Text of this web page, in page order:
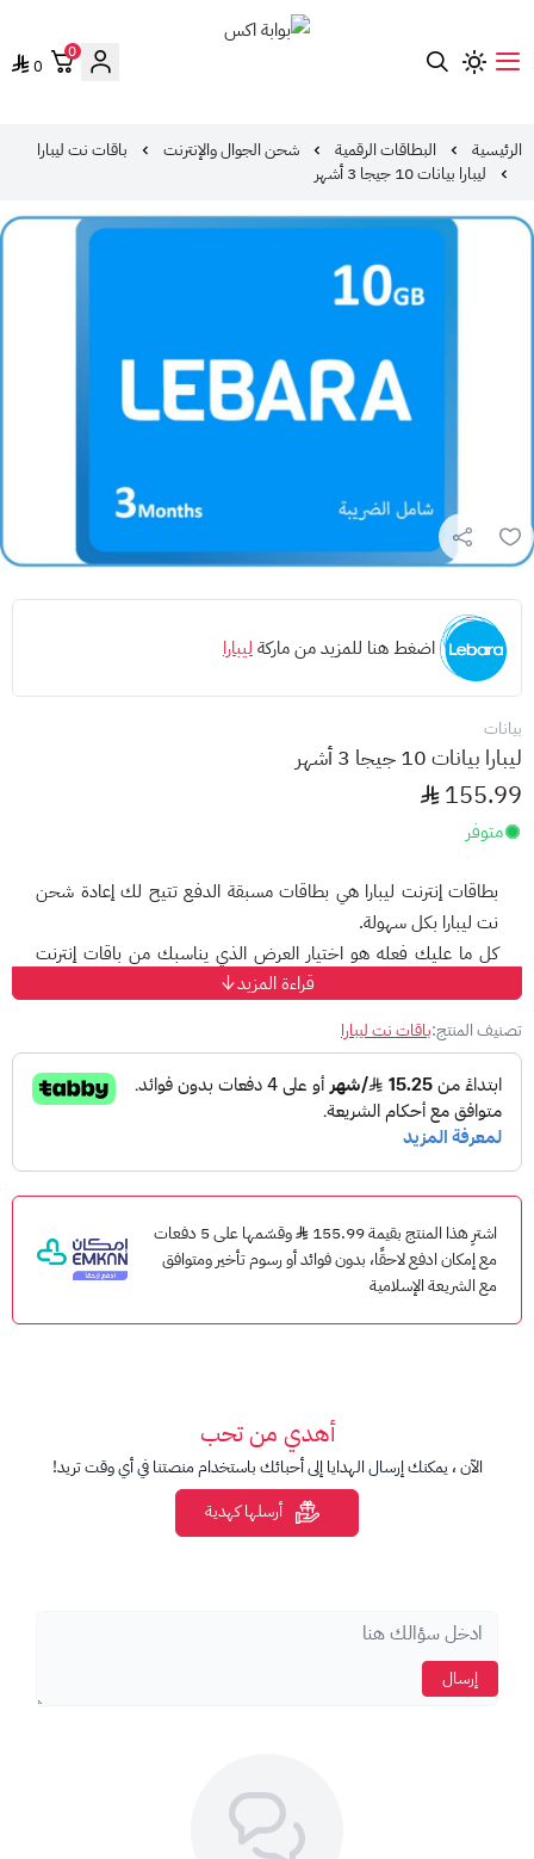
0
0
الرئيسية البطاقات الرقمية شحن الجوال والإنترنت
باقات نت ليبارا
ليبارا بيانات 10 جيجا 3 أشهر
اضغط هنا للمزيد من ماركة ليبارا
بيانات
ليبارا بيانات 10 جيجا 3 أشهر
155.99
متوفر
بطاقات إنترنت ليبارا هي بطاقات مسبقة الدفع تتيح لك إعادة شحن
نت ليبارا بكل سهولة.
كل ما عليك فعله هو اختيار العرض الذي يناسبك من باقات إنترنت
ليبارا، طلب بطاقتك لتتحصل على كود يسمح لك بشحن الإنترنت.
الإنترنت بتغطيتها الواسعة وخدماتها وعروضها المتميزة.
أحصل على أفضل الباقات والعروض الآن ، بأسعار متعددة لتلبي
احتياجك.
مع بطاقات إنترنت ليبارا، لن ينفذ رصيدك من الإنترنت بعد الآن .
ما هي طريقة شحن ليبارا انترنت - Lebara Data؟
يمكنك شحن بطاقة ليبارا من خلال عدة طُرق :
1- من خلال الاتصال على 1755، ثم اتباع التعليمات الصوتية
ا2- ضغط * 111 *← متبوعا برقم بطاقة الشحن الخاصة بك←
متبوعاً برقم السري ثم اضغط # ثم اتصال
هذا المنتج مخصص لخطوط ليبارا السعودية
قراءة المزيد
تصنيف المنتج:باقات نت ليبارا
اشترِ هذا المنتج بقيمة 155.99
وقسّمها على 5 دفعات
مع إمكان ادفع لاحقًا، بدون فوائد أو رسوم تأخير ومتوافق
مع الشريعة الإسلامية
أهدي من تحب
الآن ، يمكنك إرسال الهدايا إلى أحبائك باستخدام منصتنا في أي وقت تريد!
أرسلها كهدية
إرسال